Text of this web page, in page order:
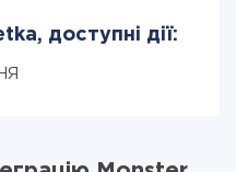
доступні дії: